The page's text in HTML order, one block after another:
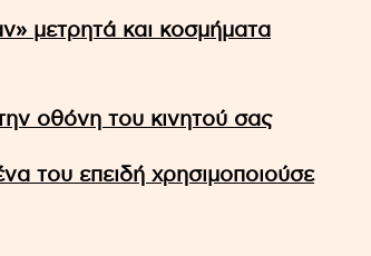
μετρητά και κοσμήματα
οθόνη του κινητού σας
του επειδή χρησιμοποιούσε